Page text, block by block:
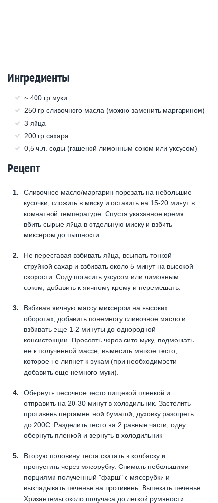
Ингредиенты
~ 400 гр муки
250 гр сливочного масла (можно заменить маргарином)
3 яйца
200 гр сахара
0,5 ч.л. соды (гашеной лимонным соком или уксусом)
Рецепт
Сливочное масло/маргарин порезать на небольшие
кусочки, сложить в миску и оставить на 15-20 минут в
комнатной температуре. Спустя указанное время
вбить сырые яйца в отдельную миску и взбить
миксером до пышности.
Не переставая взбивать яйца, всыпать тонкой
струйкой сахар и взбивать около 5 минут на высокой
скорости. Соду погасить уксусом или лимонным
соком, добавить к яичному крему и перемешать.
Взбивая яичную массу миксером на высоких
оборотах, добавить понемногу сливочное масло и
взбивать еще 1-2 минуты до однородной
консистенции. Просеять через сито муку, подмешать
ее к полученной массе, вымесить мягкое тесто,
которое не липнет к рукам (при необходимости
добавить еще немного муки).
Обернуть песочное тесто пищевой пленкой и
отправить на 20-30 минут в холодильник. Застелить
противень пергаментной бумагой, духовку разогреть
до 200С. Разделить тесто на 2 равные части, одну
обернуть пленкой и вернуть в холодильник.
Вторую половину теста скатать в колбаску и
пропустить через мясорубку. Снимать небольшими
порциями полученный "фарш" с мясорубки и
выкладывать печенье на противень. Выпекать печенье
Хризантемы около получаса до легкой румяности.